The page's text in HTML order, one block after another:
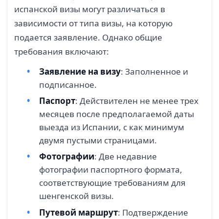
испанской визы могут различаться в
зависимости от типа визы, на которую
подается заявление. Однако общие
требования включают:
Заявление на визу: Заполненное и
подписанное.
Паспорт: Действителен не менее трех
месяцев после предполагаемой даты
выезда из Испании, с как минимум
двумя пустыми страницами.
Фотографии: Две недавние
фотографии паспортного формата,
соответствующие требованиям для
шенгенской визы.
Путевой маршрут: Подтверждение